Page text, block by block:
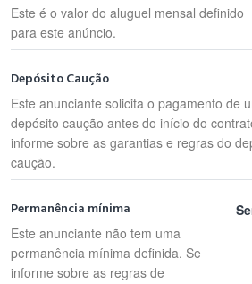
Este é o valor do aluguel mensal definido
para este anúncio.
Depósito Caução
Este anunciante solicita o pagamento de
depósito caução antes do início do
informe sobre as garantias e regras do
caução.
Permanência mínima
Este anunciante não tem uma
permanência mínima definida. Se
informe sobre as regras de